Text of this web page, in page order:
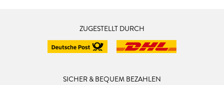
ZUGESTELLT DURCH
SICHER & BEQUEM BEZAHLEN